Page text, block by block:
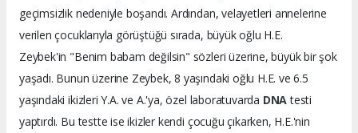
geçimsizlik nedeniyle boşandı. Ardından, velayetleri annelerine
verilen çocuklarıyla görüştüğü sırada, büyük oğlu H.E.
Zeybek'in "Benim babam değilsin" sözleri üzerine, büyük bir şok
yaşadı. Bunun üzerine Zeybek, 8 yaşındaki oğlu H.E. ve 6.5
yaşındaki ikizleri Y.A. ve A.'ya, özel laboratuvarda DNAtesti
yaptırdı. Bu testte ise ikizler kendi çocuğu çıkarken, H.E.'nin